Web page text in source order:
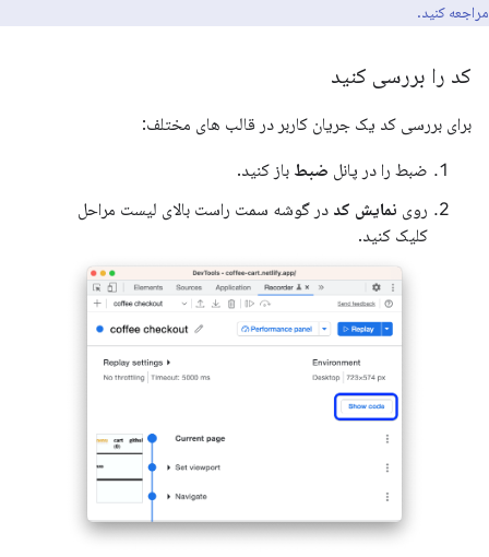
مراجعه کنید.
کد را بررسی کنید
برای بررسی کد یک جریان کاربر در قالب های مختلف:
ضبط را در پانل ضبط باز کنید.
روی نمایش کد در گوشه سمت راست بالای لیست مراحل
کلیک کنید.